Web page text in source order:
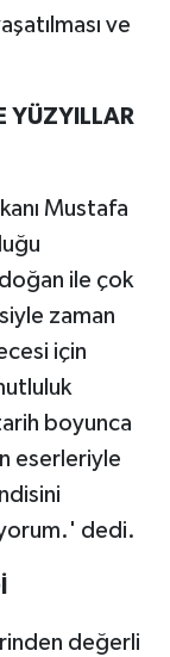
ve
YÜZYILLAR
Mustafa
ile çok
zaman
için
boyunca
eserleriyle
dedi.
değerli